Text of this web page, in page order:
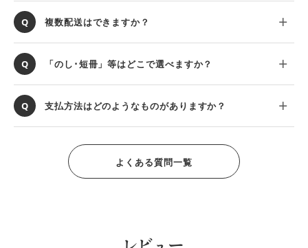
複数配送はできますか？
「のし･短冊」等はどこで選べますか？
支払方法はどのようなものがありますか？
よくある質問一覧
レビュー